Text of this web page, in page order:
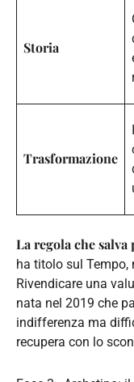
Storia
Trasformazione
La regola che
ha titolo sul Tempo,
Rivendicare una
nata nel 2019 che
indifferenza ma
recupera con lo